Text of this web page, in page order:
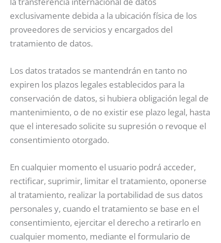
exclusivamente debida a la ubicación física de los
proveedores de servicios y encargados del
tratamiento de datos.
Los datos tratados se mantendrán en tanto no
expiren los plazos legales establecidos para la
conservación de datos, si hubiera obligación legal de
mantenimiento, o de no existir ese plazo legal, hasta
que el interesado solicite su supresión o revoque el
consentimiento otorgado.
En cualquier momento el usuario podrá acceder,
rectificar, suprimir, limitar el tratamiento, oponerse
al tratamiento, realizar la portabilidad de sus datos
personales y, cuando el tratamiento se base en el
consentimiento, ejercitar el derecho a retirarlo en
cualquier momento, mediante el formulario de